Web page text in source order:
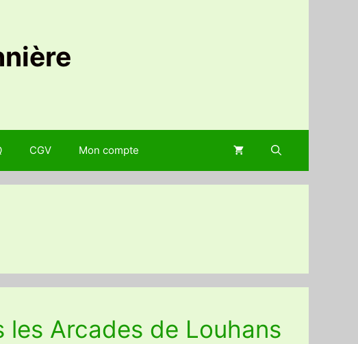
CGV Mon compte
les Arcades de Louhans